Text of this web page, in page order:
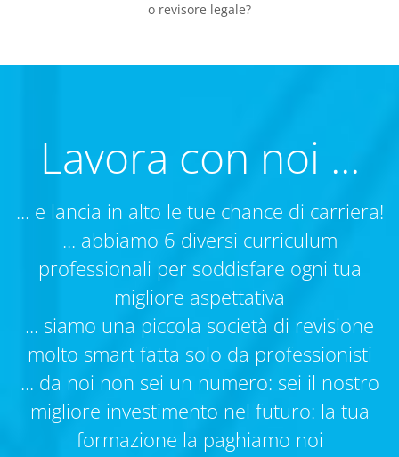
o revisore legale?
Lavora con noi ...
... e lancia in alto le tue chance di carriera!
... abbiamo 6 diversi curriculum
professionali per soddisfare ogni tua
migliore aspettativa
... siamo una piccola società di revisione
molto smart fatta solo da professionisti
... da noi non sei un numero: sei il nostro
migliore investimento nel futuro: la tua
formazione la paghiamo noi